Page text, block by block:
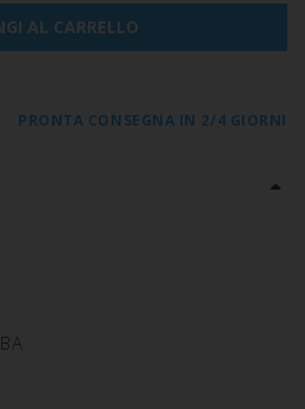
AL CARRELLO
PRONTA CONSEGNA IN 2/4 GIORNI